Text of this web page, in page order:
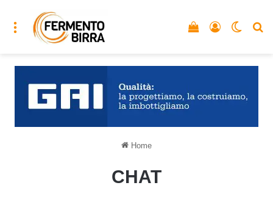
Menu Accedi
Vedi il carrello
Home
CHAT